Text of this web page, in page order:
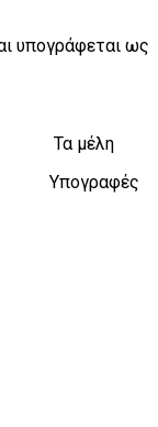
υπογράφεται ως
μέλη